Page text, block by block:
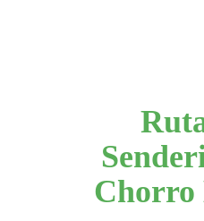
Chorro